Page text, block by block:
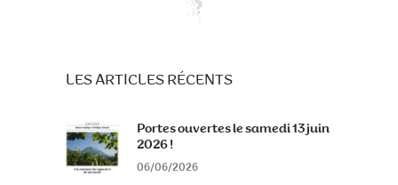
LES ARTICLES RÉCENTS
Portes ouvertes le samedi 13 juin
2026 !
06/06/2026